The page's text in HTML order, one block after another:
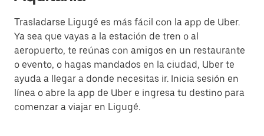
Trasladarse Ligugé es más fácil con la app de Uber.
Ya sea que vayas a la estación de tren o al
aeropuerto, te reúnas con amigos en un restaurante
o evento, o hagas mandados en la ciudad, Uber te
ayuda a llegar a donde necesitas ir. Inicia sesión en
línea o abre la app de Uber e ingresa tu destino para
comenzar a viajar en Ligugé.